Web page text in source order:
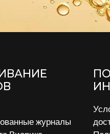
журналы